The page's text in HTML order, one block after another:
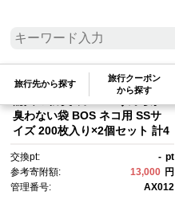
旅行先から探す
旅行クーポン
から探す
驚異の 防臭 袋 BOS うんちが
臭わない袋 BOS ネコ用 SSサ
イズ 200枚入り×2個セット 計4
耗品 常備品 生活用品 まとめ買
い ゴミ袋 大容量 日用消耗品 防
災用 非常用 防臭袋 介護 赤ちゃ
交換pt: - pt
参考寄附額:
13,000 円
管理番号:
AX012